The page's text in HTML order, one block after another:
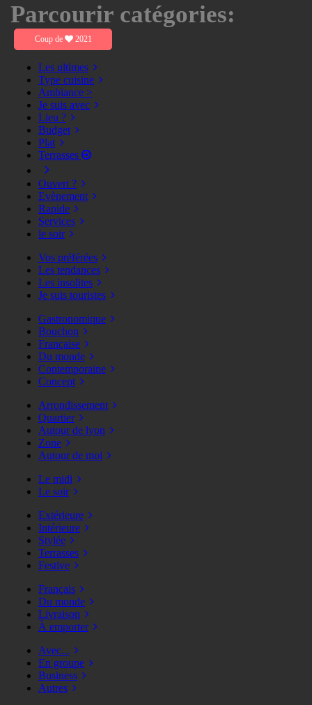
Parcourir catégories:
Coup de 2021
Les ultimes
Type cuisine
Ambiance >
Je suis avec
Lieu ?
Budget
Plat
Terrasses
Ouvert ?
Evènement
Rapide
Services
le soir
Vos préférées
Les tendances
Les insolites
Je suis touristes
Gastronomique
Bouchon
Française
Du monde
Contemporaine
Concept
Arrondissement
Quartier
Autour de lyon
Zone
Autour de moi
Le midi
Le soir
Extérieure
Intérieure
Stylée
Terrasses
Festive
Français
Du monde
Livraison
À emporter
Avec...
En groupe
Business
Autres